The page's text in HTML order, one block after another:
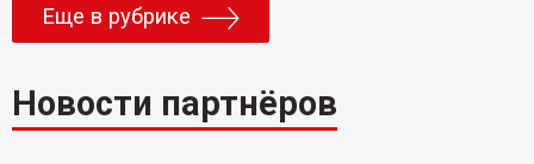
Еще в рубрике
Новости партнёров